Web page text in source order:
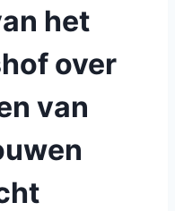
het
over
van